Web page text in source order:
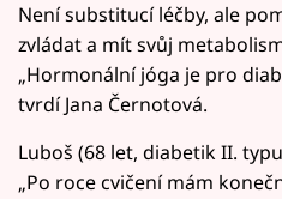
Není substitucí léčby, ale
zvládat a mít svůj
„Hormonální jóga je pro
tvrdí Jana Černotová.
Luboš (68 let, diabetik II.
„Po roce cvičení mám